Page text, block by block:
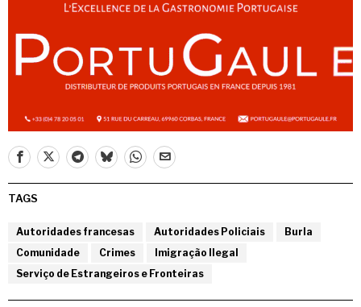
TAGS
Autoridades francesas Autoridades Policiais
Burla
Comunidade
Crimes
Imigração Ilegal
Serviço de Estrangeiros e Fronteiras